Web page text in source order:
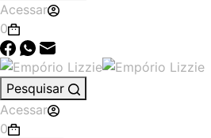
Acessar
0
Pesquisar
Acessar
0